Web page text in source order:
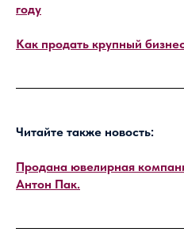
году
Как продать крупный
Читайте также новость:
Продана ювелирная
Антон Пак.